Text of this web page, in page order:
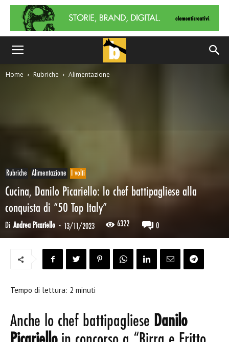
Home Rubriche Alimentazione
Rubriche Alimentazione I volti
Cucina, Danilo Picariello: lo chef battipagliese alla
conquista di “50 Top Italy”
Di Andrea Picariello - 13/11/2023 6322 0
Tempo di lettura: 2 minuti
Anche lo chef battipagliese Danilo